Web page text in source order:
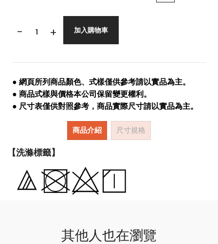
- + 加入購物車
● 網頁所列商品顏色、式樣僅供參考請以實品為主。
● 商品式樣與價格本公司保留變更權利。
● 尺寸表僅供對照參考，商品實際尺寸請以實品為主。
商品介紹 尺寸規格
【洗滌標籤】
其他人也在瀏覽